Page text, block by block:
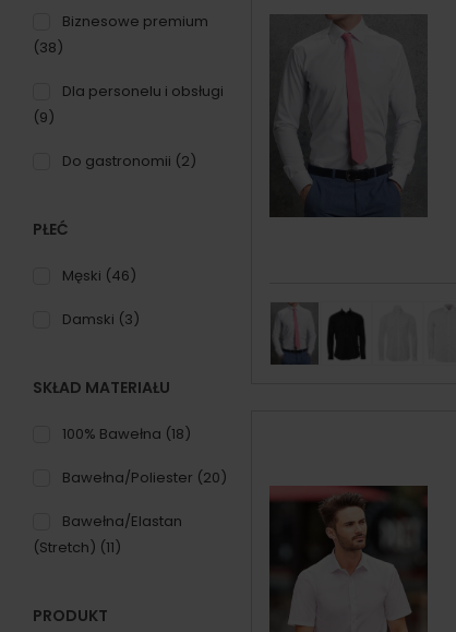
Biznesowe premium
(38)
Dla personelu i obsługi
(9)
Do gastronomii (2)
PŁEĆ
Męski (46)
Damski (3)
SKŁAD MATERIAŁU
100% Bawełna (18)
Bawełna/Poliester (20)
Bawełna/Elastan
(Stretch) (11)
PRODUKT